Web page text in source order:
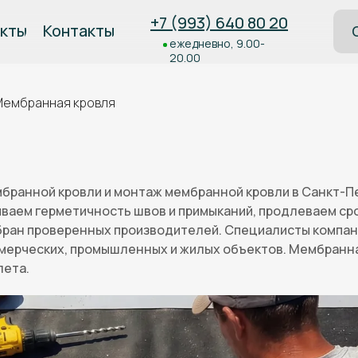
+7 (993) 640 80 20
Контакты
ежедневно, 9.00-
20.00
кровля
кровли и монтаж мембранной кровли в Санкт-
герметичность швов и примыканий, продлеваем
проверенных производителей. Специалисты
промышленных и жилых объектов.